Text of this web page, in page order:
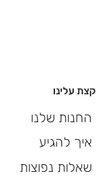
קצת עלינו
החנות שלנו
איך להגיע
שאלות נפוצות